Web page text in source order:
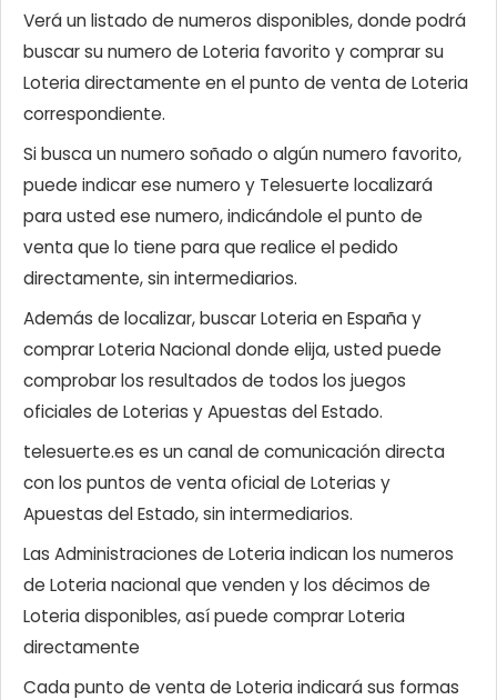
Verá un listado de numeros disponibles, donde podrá
buscar su numero de Loteria favorito y comprar su
Loteria directamente en el punto de venta de Loteria
correspondiente.
Si busca un numero soñado o algún numero favorito,
puede indicar ese numero y Telesuerte localizará
para usted ese numero, indicándole el punto de
venta que lo tiene para que realice el pedido
directamente, sin intermediarios.
Además de localizar, buscar Loteria en España y
comprar Loteria Nacional donde elija, usted puede
comprobar los resultados de todos los juegos
oficiales de Loterias y Apuestas del Estado.
telesuerte.es es un canal de comunicación directa
con los puntos de venta oficial de Loterias y
Apuestas del Estado, sin intermediarios.
Las Administraciones de Loteria indican los numeros
de Loteria nacional que venden y los décimos de
Loteria disponibles, así puede comprar Loteria
directamente
Cada punto de venta de Loteria indicará sus formas